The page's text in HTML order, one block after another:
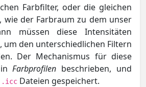
Farbfilter, oder die gleichen
wie der Farbraum zu dem unser
müssen diese Intensitäten
um den unterschiedlichen Filtern
Der Mechanismus für diese
inFarbprofilen beschrieben, und
.icc Dateien gespeichert.